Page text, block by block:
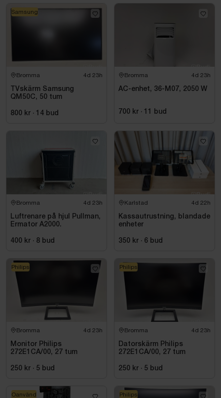
Bromma 4d 23h
TVskärm Samsung
QM50C, 50 tum
800 kr · 14 bud
Samsung
Bromma 4d 23h
AC-enhet, 36-M07, 2050 W
700 kr · bud
Bromma 4d 23h
Luftrenare på hjul Pullman,
Ermator A2000.
400 kr · 8 bud
Karlstad 4d 22h
Kassautrustning, blandade
enheter
350 kr · 6 bud
Bromma 4d 23h
Monitor Philips
272E1CA/00, 27 tum
250 kr · 5 bud
Philips
Bromma 4d 23h
Datorskärm Philips
272E1CA/00, 27 tum
250 kr · 5 bud
Philips
Oanvänd Philips